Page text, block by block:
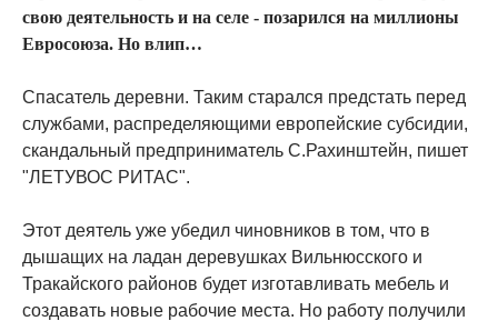
свою деятельность и на селе - позарился на миллионы
Евросоюза. Но влип…
Спасатель деревни. Таким старался предстать перед
службами, распределяющими европейские субсидии,
скандальный предприниматель С.Рахинштейн, пишет
"ЛЕТУВОС РИТАС".
Этот деятель уже убедил чиновников в том, что в
дышащих на ладан деревушках Вильнюсского и
Тракайского районов будет изготавливать мебель и
создавать новые рабочие места. Но работу получили